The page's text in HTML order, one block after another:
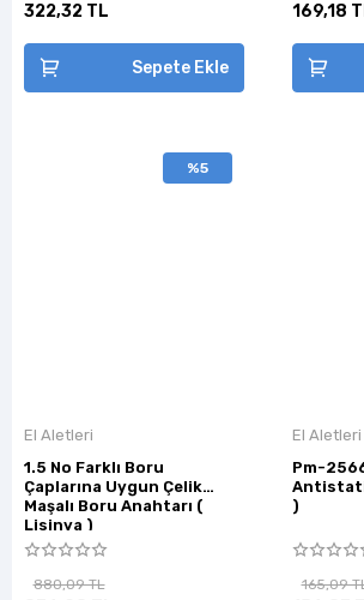
322,32 TL
Sepete Ekle
169,18
%5
El Aletleri
1.5 No Farklı Boru
Çaplarına Uygun Çelik
Maşalı Boru Anahtarı (
Lisinya )
880,09 TL
El Aletleri
Pm-
)
165,09